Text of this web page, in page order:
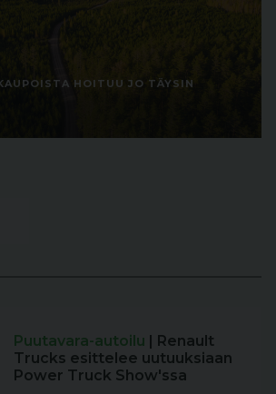
HOITUU JO TÄYSIN
Puutavara-autoilu | Renault
Trucks esittelee uutuuksiaan
Power Truck Show'ssa